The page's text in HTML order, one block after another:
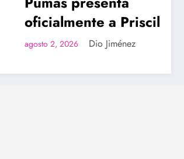
oficialmente a Priscila
Chinchilla y sus nuevos
Apertura 2026
agosto 2, 2026 Dio Jiménez